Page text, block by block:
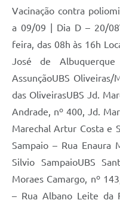
Vacinação contra
a 09/09 | Dia D – 20/
feira, das 08h às 16h
José de
AssunçãoUBS Oliveiras/
das OliveirasUBS Jd.
Andrade, nº 400, Jd.
Marechal Artur Costa e
Sampaio – Rua Enaura
Silvio SampaioUBS
Moraes Camargo, nº
– Rua Albano Leite da